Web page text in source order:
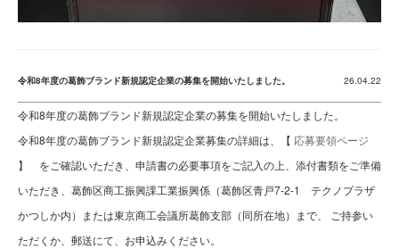
令和8年度の葛飾ブランド新規認定企業の募集を開始いたしました。 26.04.22
令和8年度の葛飾ブランド新規認定企業の募集を開始いたしました。
令和8年度の葛飾ブランド新規認定企業募集の詳細は、【 応募要領ページ
】 をご確認いただき、申請書の必要事項をご記入の上、添付書類をご準備
いただき、葛飾区商工振興課工業振興係（葛飾区青戸7-2-1 テクノプラザ
かつしか内）または東京商工会議所葛飾支部（同所在地）まで、 ご持参い
ただくか、郵送にて、お申込みください。